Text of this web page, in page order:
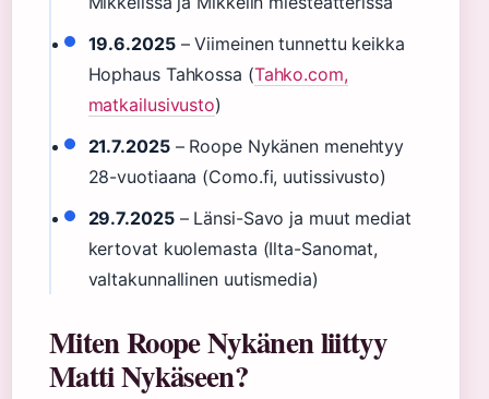
19.6.2025– Viimeinen tunnettu keikka
Hophaus Tahkossa (Tahko.com,
matkailusivusto)
21.7.2025– Roope Nykänen menehtyy
28-vuotiaana (Como.fi, uutissivusto)
29.7.2025– Länsi-Savo ja muut mediat
kertovat kuolemasta (Ilta-Sanomat,
valtakunnallinen uutismedia)
Miten Roope Nykänen liittyy
Matti Nykäseen?